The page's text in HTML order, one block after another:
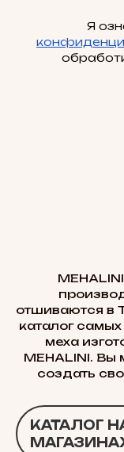
Я
отшиваются в
каталог
меха
MEHALINI. Вы
создать
КАТАЛОГ